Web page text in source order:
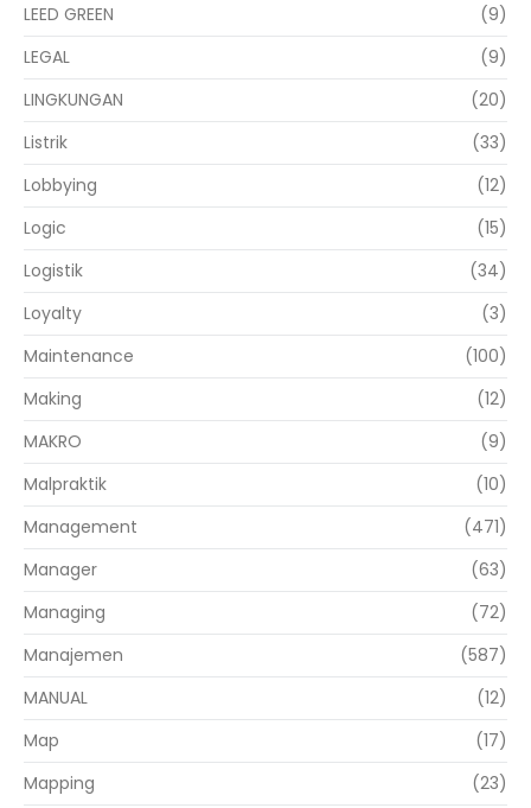
LEED GREEN
(9)
LEGAL
(9)
LINGKUNGAN
(20)
Listrik
(33)
Lobbying
(12)
Logic
(15)
Logistik
(34)
Loyalty
(3)
Maintenance
(100)
Making
(12)
MAKRO
(9)
Malpraktik
(10)
Management
(471)
Manager
(63)
Managing
(72)
Manajemen
(587)
MANUAL
(12)
Map
(17)
Mapping
(23)